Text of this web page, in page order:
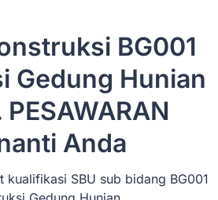
BG001
Gedung Hunian
Anda
kualifikasi SBU sub bidang BG001